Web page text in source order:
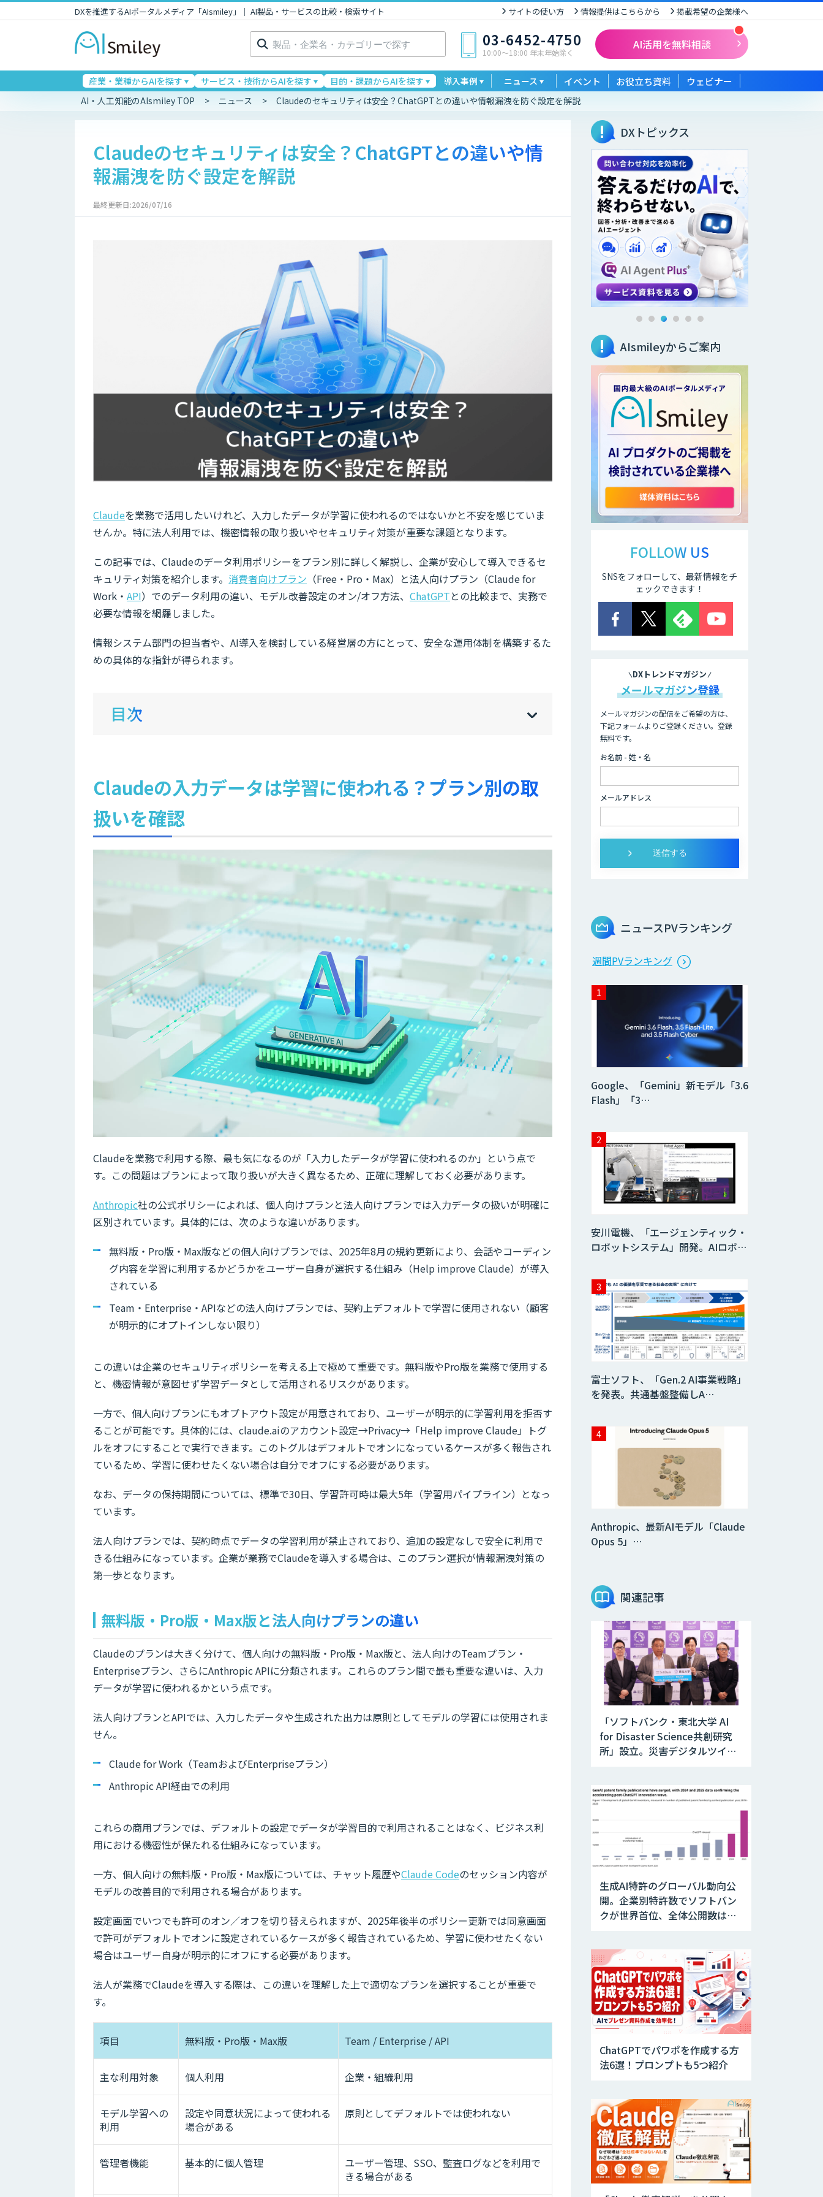
DXを推進するAIポータルメディア「AIsmiley」｜ AI製品・サービスの比較・検索サイト サイトの使い方 情報提供はこちらから 掲載希望の企業様へ
検
索: 03-6452-4750
10:00〜18:00 年末年始除く
AI活用を無料相談
産業・業種からAIを探す サービス・技術からAIを探す 目的・課題からAIを探す 導入事例 ニュース イベント お役立ち資料 ウェビナー
AI・人工知能のAIsmiley TOP ニュース Claudeのセキュリティは安全？ChatGPTとの違いや情報漏洩を防ぐ設定を解説
Claudeのセキュリティは安全？ChatGPTとの違いや情
報漏洩を防ぐ設定を解説
最終更新日:2026/07/16
Claudeを業務で活用したいけれど、入力したデータが学習に使われるのではないかと不安を感じていま
せんか。特に法人利用では、機密情報の取り扱いやセキュリティ対策が重要な課題となります。
この記事では、Claudeのデータ利用ポリシーをプラン別に詳しく解説し、企業が安心して導入できるセ
キュリティ対策を紹介します。 消費者向けプラン （Free・Pro・Max）と法人向けプラン（Claude for
Work・ API）でのデータ利用の違い、モデル改善設定のオン/オフ方法、 ChatGPTとの比較まで、実務で
必要な情報を網羅しました。
情報システム部門の担当者や、AI導入を検討している経営層の方にとって、安全な運用体制を構築するた
めの具体的な指針が得られます。
目次 [hi
]
[sh
]
Claudeの入力データは学習に使われる？プラン別の取
扱いを確認
Claudeを業務で利用する際、最も気になるのが「入力したデータが学習に使われるのか」という点で
す。この問題はプランによって取り扱いが大きく異なるため、正確に理解しておく必要があります。
Anthropic社の公式ポリシーによれば、個人向けプランと法人向けプランでは入力データの扱いが明確に
区別されています。具体的には、次のような違いがあります。
無料版・Pro版・Max版などの個人向けプランでは、2025年8月の規約更新により、会話やコーディン
グ内容を学習に利用するかどうかをユーザー自身が選択する仕組み（Help improve Claude）が導入
されている
Team・Enterprise・APIなどの法人向けプランでは、契約上デフォルトで学習に使用されない（顧客
が明示的にオプトインしない限り）
この違いは企業のセキュリティポリシーを考える上で極めて重要です。無料版やPro版を業務で使用する
と、機密情報が意図せず学習データとして活用されるリスクがあります。
一方で、個人向けプランにもオプトアウト設定が用意されており、ユーザーが明示的に学習利用を拒否す
ることが可能です。具体的には、claude.aiのアカウント設定→Privacy→「Help improve Claude」トグ
ルをオフにすることで実行できます。このトグルはデフォルトでオンになっているケースが多く報告され
ているため、学習に使わせたくない場合は自分でオフにする必要があります。
なお、データの保持期間については、標準で30日、学習許可時は最大5年（学習用パイプライン）となっ
ています。
法人向けプランでは、契約時点でデータの学習利用が禁止されており、追加の設定なしで安全に利用で
きる仕組みになっています。企業が業務でClaudeを導入する場合は、このプラン選択が情報漏洩対策の
第一歩となります。
無料版・Pro版・Max版と法人向けプランの違い
Claudeのプランは大きく分けて、個人向けの無料版・Pro版・Max版と、法人向けのTeamプラン・
Enterpriseプラン、さらにAnthropic APIに分類されます。これらのプラン間で最も重要な違いは、入力
データが学習に使われるかという点です。
法人向けプランとAPIでは、入力したデータや生成された出力は原則としてモデルの学習には使用されま
せん。
Claude for Work（TeamおよびEnterpriseプラン）
Anthropic API経由での利用
これらの商用プランでは、デフォルトの設定でデータが学習目的で利用されることはなく、ビジネス利
用における機密性が保たれる仕組みになっています。
一方、個人向けの無料版・Pro版・Max版については、チャット履歴やClaude Codeのセッション内容が
モデルの改善目的で利用される場合があります。
設定画面でいつでも許可のオン／オフを切り替えられますが、2025年後半のポリシー更新では同意画面
で許可がデフォルトでオンに設定されているケースが多く報告されているため、学習に使わせたくない
場合はユーザー自身が明示的にオフにする必要があります。
法人が業務でClaudeを導入する際は、この違いを理解した上で適切なプランを選択することが重要で
す。
項目 無料版・Pro版・Max版 Team / Enterprise / API
主な利用対象 個人利用 企業・組織利用
モデル学習への
利用
設定や同意状況によって使われる
場合がある
原則としてデフォルトでは使われない
管理者機能 基本的に個人管理
ユーザー管理、SSO、監査ログなどを利用で
きる場合がある
DXトピックス
AIsmileyからご案内
FOLLOW US
SNSをフォローして、最新情報をチ
ェックできます！
DXトレンドマガジン
メールマガジン登録
メールマガジンの配信をご希望の方は、
下記フォームよりご登録ください。登録
無料です。
お名前 - 姓・名
メールアドレス
ニュースPVランキング
週間PVランキング
Google、「Gemini」新モデル「3.6
Flash」「3…
安川電機、「エージェンティック・
ロボットシステム」開発。AIロボ…
富士ソフト、「Gen.2 AI事業戦略」
を発表。共通基盤整備しA…
Anthropic、最新AIモデル「Claude
Opus 5」…
関連記事
「ソフトバンク・東北大学 AI
for Disaster Science共創研究
所」設立。災害デジタルツイン
生成AI特許のグローバル動向公
開。企業別特許数でソフトバン
クが世界首位、全体公開数は前
ChatGPTでパワポを作成する方
法6選！プロンプトも5つ紹介